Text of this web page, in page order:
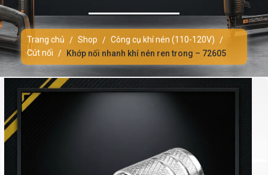
Trang chủ / Shop / Công cụ khí nén (110-120V) /
Cút nối / Khớp nối nhanh khí nén ren trong – 72605